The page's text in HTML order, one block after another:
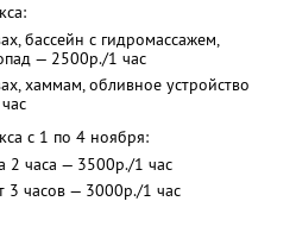
бассейн с гидромассажем,
— 2500р./1 час
хаммам, обливное устройство
с 1 по 4 ноября:
2 часа — 3500р./1 час
3 часов — 3000р./1 час